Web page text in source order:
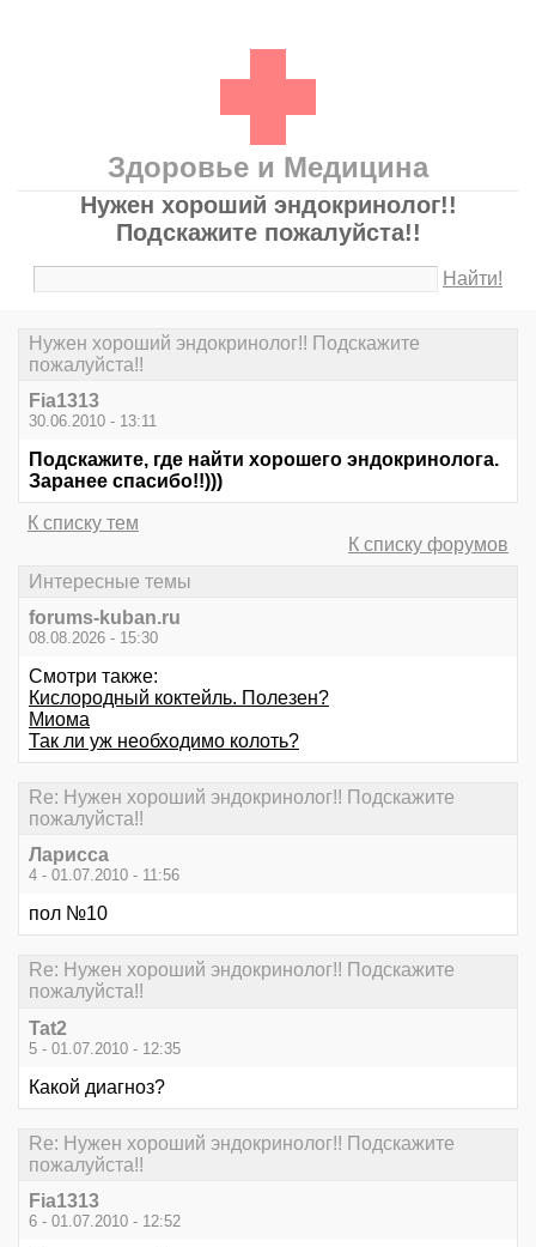
Здоровье и Медицина
Нужен хороший эндокринолог!!
Подскажите пожалуйста!!
Найти!
Нужен хороший эндокринолог!! Подскажите
пожалуйста!!
Fia1313
30.06.2010 - 13:11
Подскажите, где найти хорошего эндокринолога.
Заранее спасибо!!)))
К списку тем
К списку форумов
Интересные темы
forums-kuban.ru
08.08.2026 - 15:30
Смотри также:
Кислородный коктейль. Полезен?
Миома
Так ли уж необходимо колоть?
Re: Нужен хороший эндокринолог!! Подскажите
пожалуйста!!
Ларисса
4 - 01.07.2010 - 11:56
пол №10
Re: Нужен хороший эндокринолог!! Подскажите
пожалуйста!!
Tat2
5 - 01.07.2010 - 12:35
Какой диагноз?
Re: Нужен хороший эндокринолог!! Подскажите
пожалуйста!!
Fia1313
6 - 01.07.2010 - 12:52